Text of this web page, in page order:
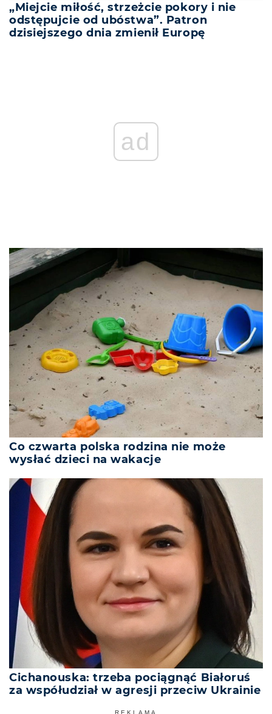
„Miejcie miłość, strzeżcie pokory i nie
odstępujcie od ubóstwa”. Patron
dzisiejszego dnia zmienił Europę
ad
Co czwarta polska rodzina nie może
wysłać dzieci na wakacje
Cichanouska: trzeba pociągnąć Białoruś
za współudział w agresji przeciw Ukrainie
REKLAMA